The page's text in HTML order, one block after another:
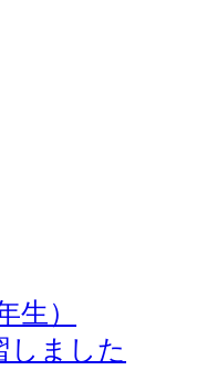
生）
しました